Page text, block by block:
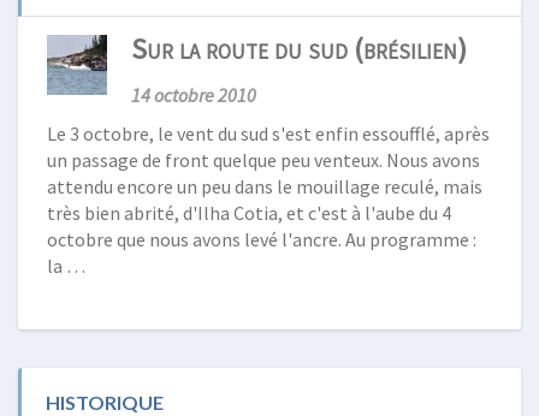
Sur la route du sud (brésilien)
14 octobre 2010
Le 3 octobre, le vent du sud s'est enfin essoufflé, après
un passage de front quelque peu venteux. Nous avons
attendu encore un peu dans le mouillage reculé, mais
très bien abrité, d'Ilha Cotia, et c'est à l'aube du 4
octobre que nous avons levé l'ancre. Au programme :
la …
HISTORIQUE